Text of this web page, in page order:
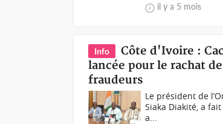
il y a 5 mois
Info
Côte d'Ivoire :
lancée pour le rachat
fraudeurs
Le président de
Siaka Diakité, a
a...